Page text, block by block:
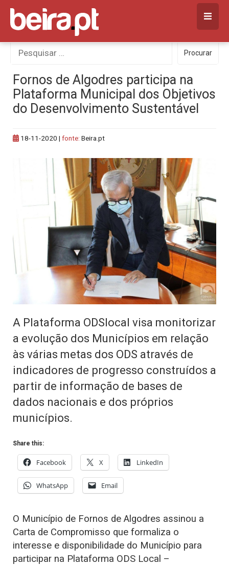
Skip
content
Procurar
por:
Procurar
Fornos de Algodres participa na
Plataforma Municipal dos Objetivos
do Desenvolvimento Sustentável
18-11-2020 | fonte: Beira.pt
A Plataforma ODSlocal visa monitorizar
a evolução dos Municípios em relação
às várias metas dos ODS através de
indicadores de progresso construídos a
partir de informação de bases de
dados nacionais e dos próprios
municípios.
Share this:
Facebook X LinkedIn
WhatsApp Email
O Município de Fornos de Algodres assinou a
Carta de Compromisso que formaliza o
interesse e disponibilidade do Município para
participar na Plataforma ODS Local –